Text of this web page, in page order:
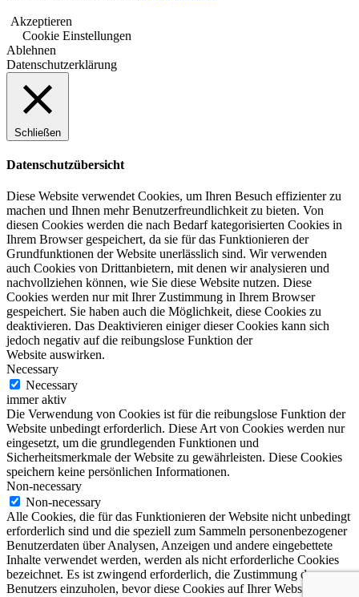
Akzeptieren
Cookie Einstellungen
Ablehnen
Datenschutzerklärung
Schließen
Datenschutzübersicht
Diese Website verwendet Cookies, um Ihren Besuch effizienter zu
machen und Ihnen mehr Benutzerfreundlichkeit zu bieten. Von
diesen Cookies werden die nach Bedarf kategorisierten Cookies in
Ihrem Browser gespeichert, da sie für das Funktionieren der
Grundfunktionen der Website unerlässlich sind. Wir verwenden
auch Cookies von Drittanbietern, mit denen wir analysieren und
nachvollziehen können, wie Sie diese Website nutzen. Diese
Cookies werden nur mit Ihrer Zustimmung in Ihrem Browser
gespeichert. Sie haben auch die Möglichkeit, diese Cookies zu
deaktivieren. Das Deaktivieren einiger dieser Cookies kann sich
jedoch negativ auf die reibungslose Funktion der
Website auswirken.
Necessary
Necessary
immer aktiv
Die Verwendung von Cookies ist für die reibungslose Funktion der
Website unbedingt erforderlich. Diese Art von Cookies werden nur
eingesetzt, um die grundlegenden Funktionen und
Sicherheitsmerkmale der Website zu gewährleisten. Diese Cookies
speichern keine persönlichen Informationen.
Non-necessary
Non-necessary
Alle Cookies, die für das Funktionieren der Website nicht unbedingt
erforderlich sind und die speziell zum Sammeln personenbezogener
Benutzerdaten über Analysen, Anzeigen und andere eingebettete
Inhalte verwendet werden, werden als nicht erforderliche Cookies
bezeichnet. Es ist zwingend erforderlich, die Zustimmung des
Benutzers einzuholen, bevor diese Cookies auf Ihrer Website